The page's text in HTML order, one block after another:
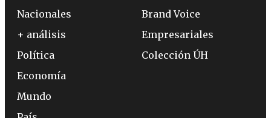
Nacionales
+ análisis
Política
Economía
Mundo
Brand Voice
Empresariales
Colección ÚH